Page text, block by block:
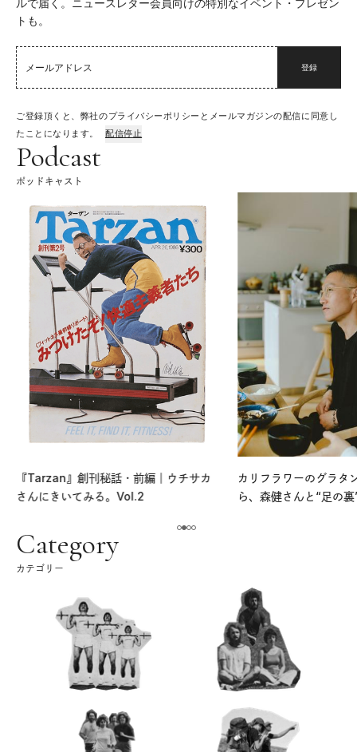
ルで届く。ニュースレター会員向けの特別なイベント・プレゼン
トも。
登録
ご登録頂くと、弊社のプライバシーポリシーとメールマガジンの配信に同意し
たことになります。
配信停止
Podcast
ポッドキャスト
『Tarzan』創刊秘話・前編｜ウチサカ
さんにきいてみる。Vol.2
カリフラワーのグラタ
ら、森健さんと“足の
Category
カテゴリー